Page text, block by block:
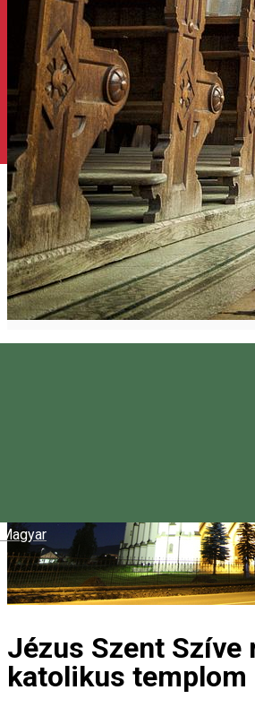
Magyar
Jézus Szent Szíve
katolikus templom